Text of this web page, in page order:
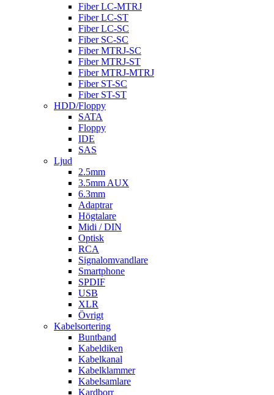
Fiber LC-MTRJ
Fiber LC-ST
Fiber LC-SC
Fiber SC-SC
Fiber MTRJ-SC
Fiber MTRJ-ST
Fiber MTRJ-MTRJ
Fiber ST-SC
Fiber ST-ST
HDD/Floppy
SATA
Floppy
IDE
SAS
Ljud
2.5mm
3.5mm AUX
6.3mm
Adaptrar
Högtalare
Midi / DIN
Optisk
RCA
Signalomvandlare
Smartphone
SPDIF
USB
XLR
Övrigt
Kabelsortering
Buntband
Kabeldiken
Kabelkanal
Kabelklammer
Kabelsamlare
Kardborr